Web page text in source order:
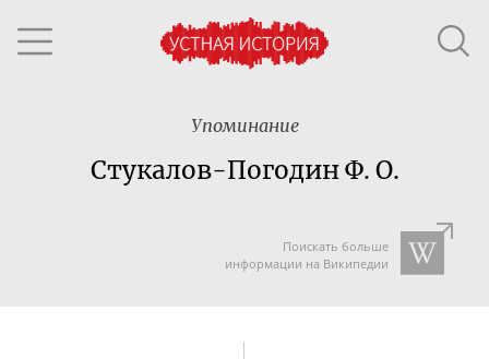
Упоминание
Стукалов-Погодин Ф. О.
Поискать больше
информации на Википедии